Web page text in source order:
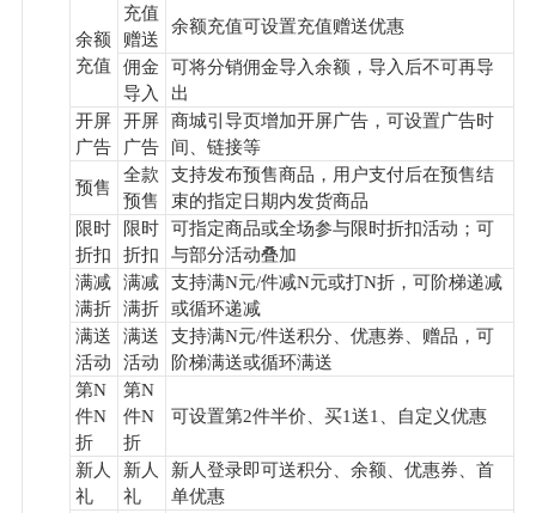
余额
充值
充值
赠送
余额充值可设置充值赠送优惠
佣金
导入
可将分销佣金导入余额，导入后不可再导
出
开屏
广告
开屏
广告
商城引导页增加开屏广告，可设置广告时
间、链接等
预售
全款
预售
支持发布预售商品，用户支付后在预售结
束的指定日期内发货商品
限时
折扣
限时
折扣
可指定商品或全场参与限时折扣活动；可
与部分活动叠加
满减
满折
满减
满折
支持满N元/件减N元或打N折，可阶梯递减
或循环递减
满送
活动
满送
活动
支持满N元/件送积分、优惠券、赠品，可
阶梯满送或循环满送
第N
件N
折
第N
件N
折
可设置第2件半价、买1送1、自定义优惠
新人
礼
新人
礼
新人登录即可送积分、余额、优惠券、首
单优惠